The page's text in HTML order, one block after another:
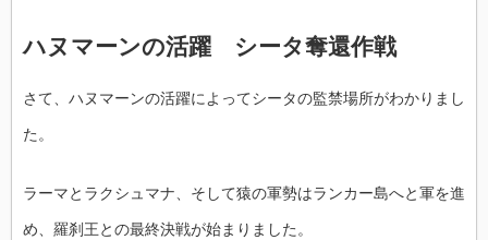
ハヌマーンの活躍 シータ奪還作戦
さて、ハヌマーンの活躍によってシータの監禁場所がわかりまし
た。
ラーマとラクシュマナ、そして猿の軍勢はランカー島へと軍を進
め、羅刹王との最終決戦が始まりました。